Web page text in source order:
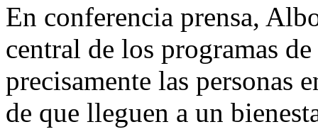
En conferencia prensa,
central de los programas
precisamente las personas
de que lleguen a un